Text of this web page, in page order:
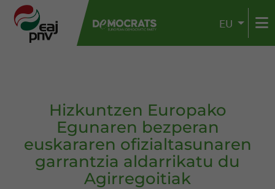
EU
Hizkuntzen Europako
Egunaren bezperan
euskararen ofizialtasunaren
garrantzia aldarrikatu du
Agirregoitiak